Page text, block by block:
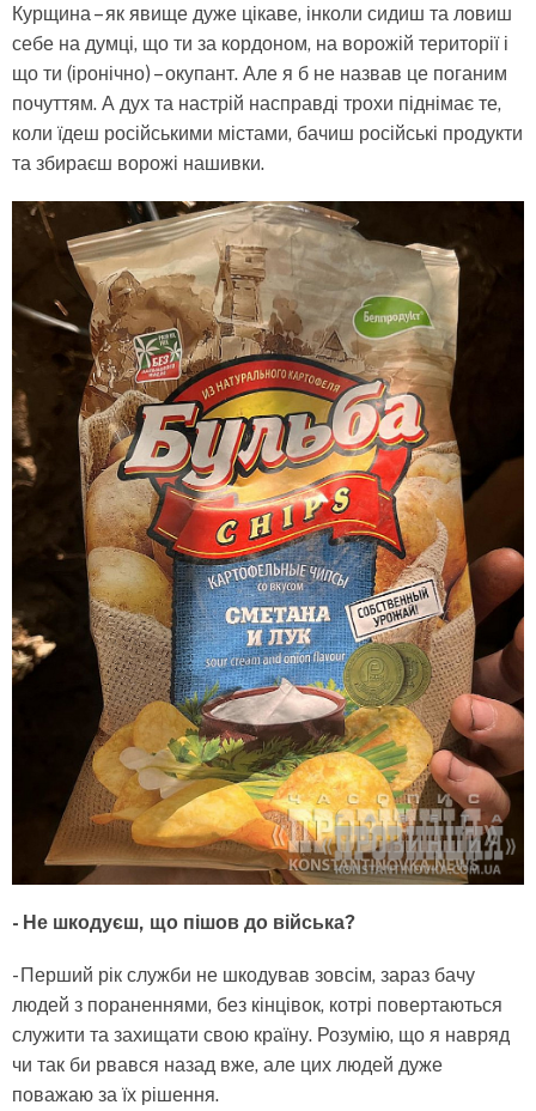
Курщина – як явище дуже цікаве, інколи сидиш та ловиш
себе на думці, що ти за кордоном, на ворожій території і
що ти (іронічно) – окупант. Але я б не назвав це поганим
почуттям. А дух та настрій насправді трохи піднімає те,
коли їдеш російськими містами, бачиш російські продукти
та збираєш ворожі нашивки.
- Не шкодуєш, що пішов до війська?
- Перший рік служби не шкодував зовсім, зараз бачу
людей з пораненнями, без кінцівок, котрі повертаються
служити та захищати свою країну. Розумію, що я навряд
чи так би рвався назад вже, але цих людей дуже
поважаю за їх рішення.